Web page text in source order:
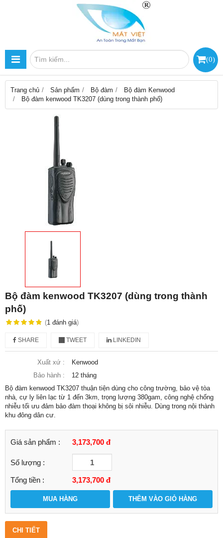
(0)
Trang chủ Sản phẩm Bộ đàm
Bộ đàm Kenwood
Bộ đàm kenwood TK3207 (dùng trong thành phố)
Bộ đàm kenwood TK3207 (dùng trong thành
phố)
(1 đánh giá)
SHARE TWEET LINKEDIN
Xuất xứ :
Kenwood
Bảo hành :
12 tháng
Bộ đàm kenwood TK3207 thuận tiện dùng cho công trường, bảo vệ tòa
nhà, cự ly liên lạc từ 1 đến 3km, trọng lượng 380gam, công nghệ chống
nhiễu tối ưu đảm bảo đàm thoại không bị sôi nhiễu. Dùng trong nội thành
khu đông dân cư.
Giá sản phẩm : 3,173,700 đ
Số lượng :
Tổng tiền : 3,173,700 đ
MUA HÀNG THÊM VÀO GIỎ HÀNG
CHI TIẾT